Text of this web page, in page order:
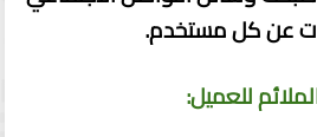
عن كل مستخدم.